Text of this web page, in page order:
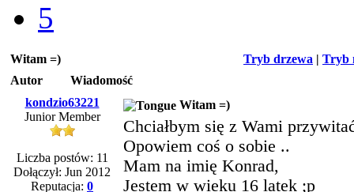
5
Tryb drzewa | Tryb
Witam =)
Autor
Wiadomość
kondzio63221
Junior Member
Liczba postów: 11
Dołączył: Jun 2012
Reputacja: 0
Witam =)
Chciałbym się z Wami
Opowiem coś o sobie ..
Mam na imię Konrad,
Jestem w wieku 16 latek ;p